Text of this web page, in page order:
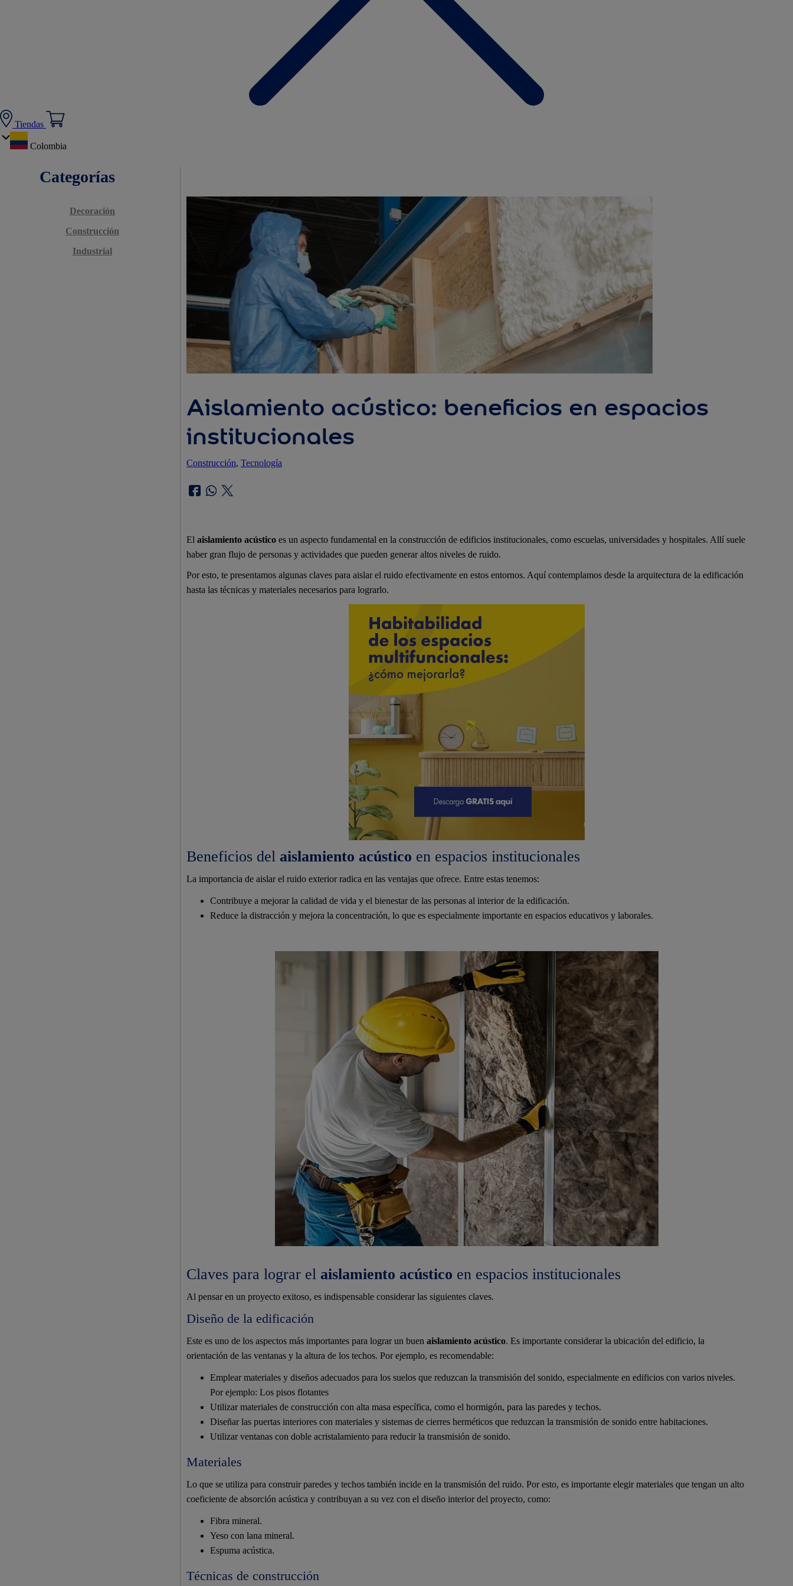
Tiendas
Colombia
Categorías
Decoración
Construcción
Industrial
Aislamiento acústico: beneficios en espacios
institucionales
Construcción, Tecnología
El aislamiento acústicoes un aspecto fundamental en la construcción de edificios institucionales, como escuelas, universidades y hospitales. Allí suele
haber gran flujo de personas y actividades que pueden generar altos niveles de ruido.
Por esto, te presentamos algunas claves para aislar el ruido efectivamente en estos entornos. Aquí contemplamos desde la arquitectura de la edificación
hasta las técnicas y materiales necesarios para lograrlo.
Beneficios del aislamiento acústico en espacios institucionales
La importancia de aislar el ruido exterior radica en las ventajas que ofrece. Entre estas tenemos:
Contribuye a mejorar la calidad de vida y el bienestar de las personas al interior de la edificación.
Reduce la distracción y mejora la concentración, lo que es especialmente importante en espacios educativos y laborales.
Claves para lograr el aislamiento acústico en espacios institucionales
Al pensar en un proyecto exitoso, es indispensable considerar las siguientes claves.
Diseño de la edificación
Este es uno de los aspectos más importantes para lograr un buen aislamiento acústico. Es importante considerar la ubicación del edificio, la
orientación de las ventanas y la altura de los techos. Por ejemplo, es recomendable:
Emplear materiales y diseños adecuados para los suelos que reduzcan la transmisión del sonido, especialmente en edificios con varios niveles.
Por ejemplo: Los pisos flotantes
Utilizar materiales de construcción con alta masa específica, como el hormigón, para las paredes y techos.
Diseñar las puertas interiores con materiales y sistemas de cierres herméticos que reduzcan la transmisión de sonido entre habitaciones.
Utilizar ventanas con doble acristalamiento para reducir la transmisión de sonido.
Materiales
Lo que se utiliza para construir paredes y techos también incide en la transmisión del ruido. Por esto, es importante elegir materiales que tengan un alto
coeficiente de absorción acústica y contribuyan a su vez con el diseño interior del proyecto, como:
Fibra mineral.
Yeso con lana mineral.
Espuma acústica.
Técnicas de construcción